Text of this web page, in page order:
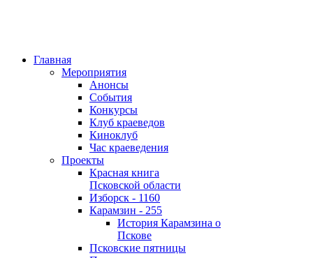
Главная
Мероприятия
Анонсы
События
Конкурсы
Клуб краеведов
Киноклуб
Час краеведения
Проекты
Красная книга
Псковской области
Изборск - 1160
Карамзин - 255
История Карамзина о
Пскове
Псковские пятницы